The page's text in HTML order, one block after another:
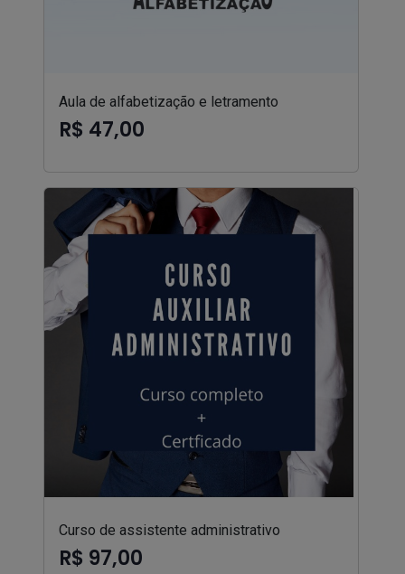
Aula de alfabetização e letramento
R$ 47,00
Curso de assistente administrativo
R$ 97,00